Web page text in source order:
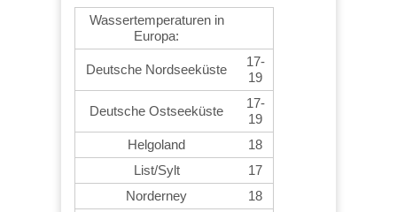
Wassertemperaturen in
Europa:
Deutsche Nordseeküste
17-
19
Deutsche Ostseeküste
17-
19
Helgoland
18
List/Sylt
17
Norderney
18